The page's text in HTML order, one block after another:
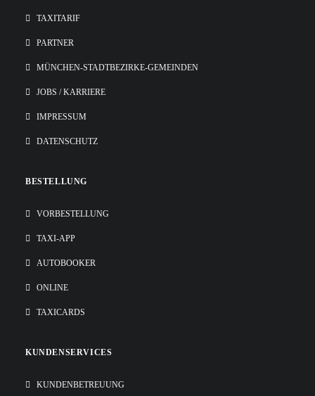
TAXITARIF
PARTNER
MÜNCHEN-STADTBEZIRKE-GEMEINDEN
JOBS / KARRIERE
IMPRESSUM
DATENSCHUTZ
BESTELLUNG
VORBESTELLUNG
TAXI-APP
AUTOBOOKER
ONLINE
TAXICARDS
KUNDENSERVICES
KUNDENBETREUUNG